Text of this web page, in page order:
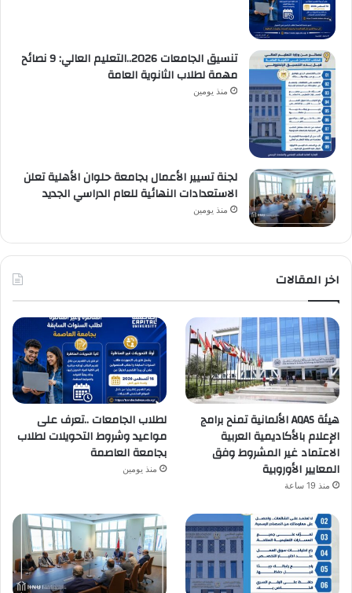
تنسيق الجامعات 2026..التعليم العالي: 9 نصائح
مهمة لطلاب الثانوية العامة
منذ يومين
لجنة تسيير الأعمال بجامعة حلوان الأهلية تعلن
الاستعدادات النهائية للعام الدراسي الجديد
منذ يومين
اخر المقالات
هيئة AQAS الألمانية تمنح برامج
الإعلام بالأكاديمية العربية
الاعتماد غير المشروط وفق
المعايير الأوروبية
منذ 19 ساعة
لطلاب الجامعات ..تعرف على
مواعيد وشروط التحويلات لطلاب
بجامعة العاصمة
منذ يومين